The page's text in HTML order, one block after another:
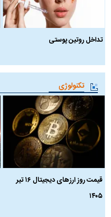
تداخل روتین پوستی
تکنولوژی
قیمت روز ارز‌های دیجیتال ۱۶ تیر
۱۴۰۵